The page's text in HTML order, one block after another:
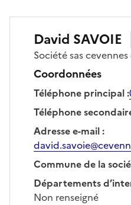
David SAVOIE
Sociétésas
Coordonnées
Téléphone principal:
Téléphone
Adresse e-mail:
Commune de la
Départements
Non renseigné